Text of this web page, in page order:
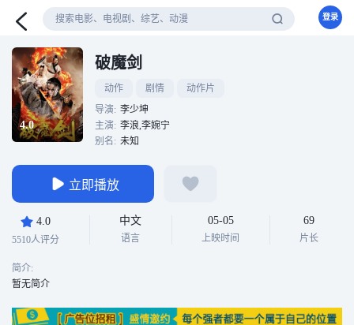
登录
4.0
破魔剑
动作 剧情
动作片
导演: 李少坤
主演: 李浪,李婉宁
别名: 未知
立即播放
4.0
5510人评分
中文
语言
05-05
上映时间
69
片长
简介:
暂无简介